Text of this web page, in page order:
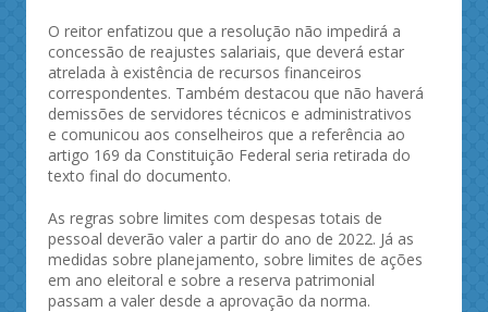
O reitor enfatizou que a resolução não impedirá a
concessão de reajustes salariais, que deverá estar
atrelada à existência de recursos financeiros
correspondentes. Também destacou que não haverá
demissões de servidores técnicos e administrativos
e comunicou aos conselheiros que a referência ao
artigo 169 da Constituição Federal seria retirada do
texto final do documento.
As regras sobre limites com despesas totais de
pessoal deverão valer a partir do ano de 2022. Já as
medidas sobre planejamento, sobre limites de ações
em ano eleitoral e sobre a reserva patrimonial
passam a valer desde a aprovação da norma.